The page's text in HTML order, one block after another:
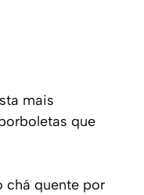
mais
que
chá quente por